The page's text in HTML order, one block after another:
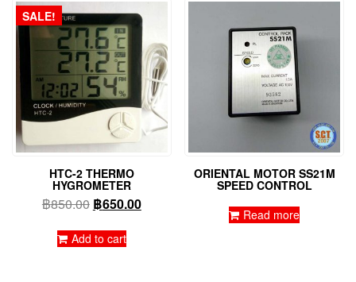
SALE!
HTC-2 THERMO
HYGROMETER
฿850.00 Original
was:
฿650.00Current
Add to cart
ORIENTAL MOTOR SS21M
SPEED CONTROL
Read more